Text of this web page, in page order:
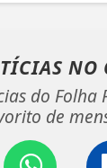
NO
do Folha
de